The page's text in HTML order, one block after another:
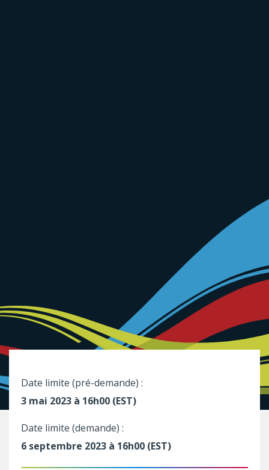
Date limite (pré-demande) :
3 mai 2023 à 16h00 (EST)
Date limite (demande) :
6 septembre 2023 à 16h00 (EST)